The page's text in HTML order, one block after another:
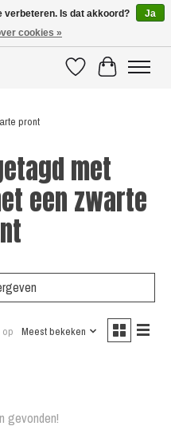
VerlanglijstWinkelwagen
pront
met
een zwarte
op Meest bekeken
gevonden!
verbeteren. Is dat akkoord?
Ja
cookies »